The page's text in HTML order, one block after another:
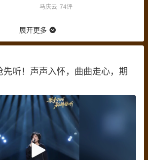
马庆云 74评
展开更多
先听！声声入怀，曲曲走心，期